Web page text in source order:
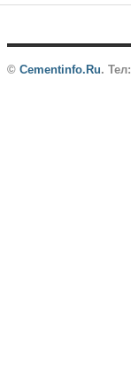
© Cementinfo.Ru. Тел: